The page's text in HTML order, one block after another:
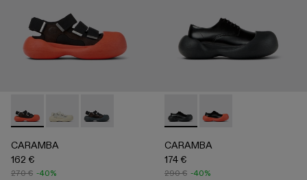
CARAMBA - A500053-005 - BLACK
CARAMBA - A500053-004 - WHITE
CARAMBA - A500053-001 - BLACK
CARAMBA
162 €
270 € -40%
CARAMBA - A500052-001
CARAMBA -
CARAMBA
174 €
290 € -40%